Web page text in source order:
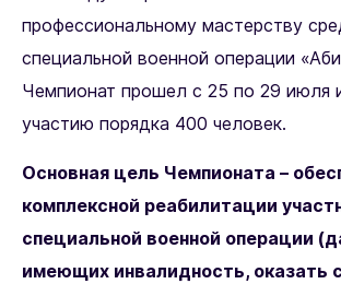
профессиональному мастерству
специальной военной операции
Чемпионат прошел с 25 по 29 июля
участию порядка 400 человек.
Основная цель Чемпионата –
комплексной реабилитации
специальной военной операции
имеющих инвалидность, оказать